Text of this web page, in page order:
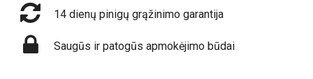
14 dienų pinigų grąžinimo garantija
Saugūs ir patogūs apmokėjimo būdai